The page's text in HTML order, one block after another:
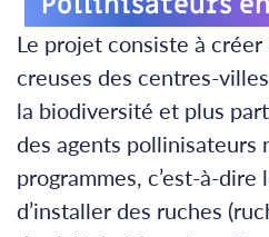
Le projet consiste à créer
creuses des centres-
la biodiversité et plus
des agents pollinisateurs
programmes, c’est-à-dire
d’installer des ruches